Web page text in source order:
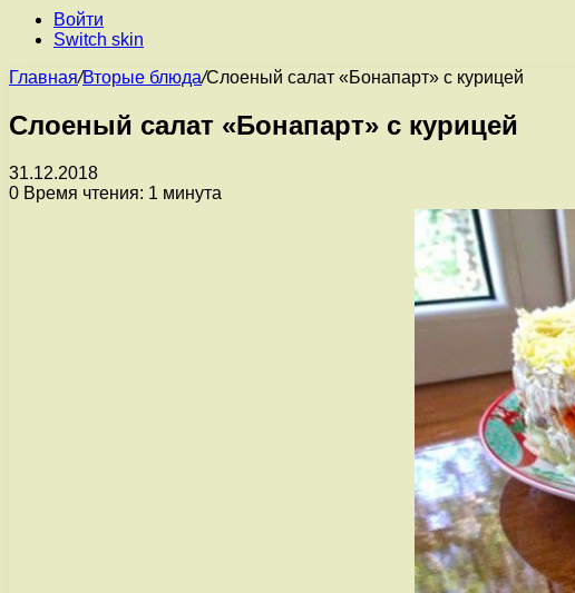
Войти
Switch skin
Главная/Вторые блюда/Слоеный салат «Бонапарт» с курицей
Слоеный салат «Бонапарт» с курицей
31.12.2018
0 Время чтения: 1 минута